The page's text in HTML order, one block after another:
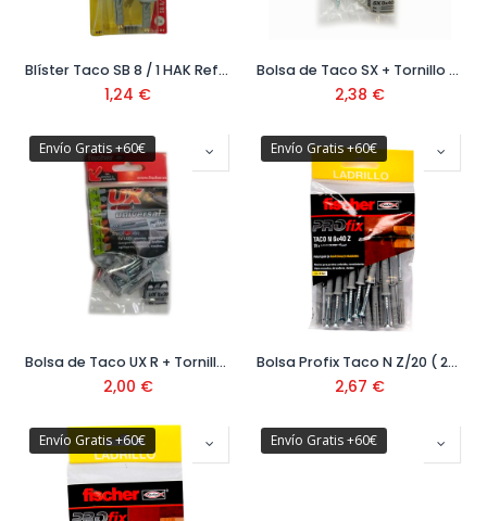
Blíster Taco SB 8 / 1 HAK Ref.14876
1,24 €
Bolsa de Taco SX + Tornillo New Gen
2,38 €
Envío Gratis +60€
Bolsa de Taco UX R + Tornillo BP New Gen ( 10 uds)
2,00 €
Envío Gratis +60€
Bolsa Profix Taco N Z/20 ( 20uds) Ref:518043/518045
2,67 €
Envío Gratis +60€ Envío Gratis +60€